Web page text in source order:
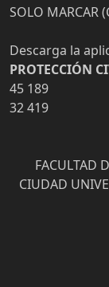
SOLO MARCAR
Descarga la
PROTECCIÓN
45 189
32 419
FACULTAD
CIUDAD